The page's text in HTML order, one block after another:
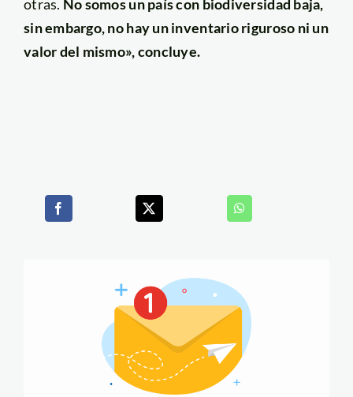
otras. No somos un país con biodiversidad baja,
sin embargo, no hay un inventario riguroso ni un
valor del mismo», concluye.